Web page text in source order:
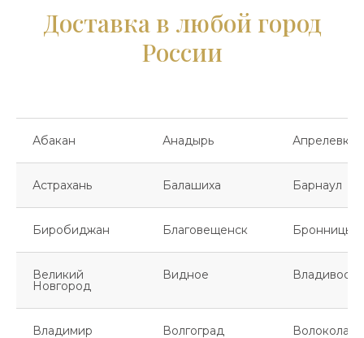
Доставка в любой город
России
Абакан Анадырь Апрелевка
Астрахань Балашиха Барнаул
Биробиджан Благовещенск Бронницы
Великий
Новгород
Видное
Владимир Волгоград